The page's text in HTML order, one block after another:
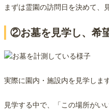
まずは霊園の訪問日を決めて、
②お墓を見学し、希
実際に園内・施設内を見学します
見学する中で、「この場所がい